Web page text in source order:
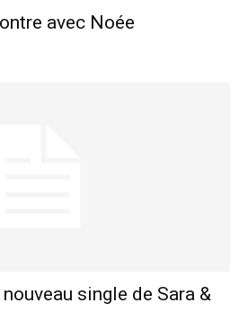
avec Noée
single de Sara &